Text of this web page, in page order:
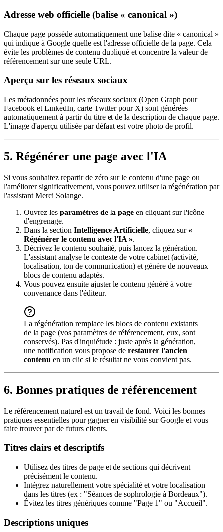
Adresse web officielle (balise « canonical »)
Chaque page possède automatiquement une balise dite « canonical »
qui indique à Google quelle est l'adresse officielle de la page. Cela
évite les problèmes de contenu dupliqué et concentre la valeur de
référencement sur une seule URL.
Aperçu sur les réseaux sociaux
Les métadonnées pour les réseaux sociaux (Open Graph pour
Facebook et LinkedIn, carte Twitter pour X) sont générées
automatiquement à partir du titre et de la description de chaque page.
L'image d'aperçu utilisée par défaut est votre photo de profil.
5. Régénérer une page avec l'IA
Si vous souhaitez repartir de zéro sur le contenu d'une page ou
l'améliorer significativement, vous pouvez utiliser la régénération par
l'assistant Merci Solange.
Ouvrez les paramètres de la page en cliquant sur l'icône
d'engrenage.
Dans la section Intelligence Artificielle, cliquez sur «
Régénérer le contenu avec l'IA ».
Décrivez le contenu souhaité, puis lancez la génération.
L'assistant analyse le contexte de votre cabinet (activité,
localisation, ton de communication) et génère de nouveaux
blocs de contenu adaptés.
Vous pouvez ensuite ajuster le contenu généré à votre
convenance dans l'éditeur.
La régénération remplace les blocs de contenu existants
de la page (vos paramètres de référencement, eux, sont
conservés). Pas d'inquiétude : juste après la génération,
une notification vous propose de restaurer l'ancien
contenu en un clic si le résultat ne vous convient pas.
6. Bonnes pratiques de référencement
Le référencement naturel est un travail de fond. Voici les bonnes
pratiques essentielles pour gagner en visibilité sur Google et vous
faire trouver par de futurs clients.
Titres clairs et descriptifs
Utilisez des titres de page et de sections qui décrivent
précisément le contenu.
Intégrez naturellement votre spécialité et votre localisation
dans les titres (ex : "Séances de sophrologie à Bordeaux").
Évitez les titres génériques comme "Page 1" ou "Accueil".
Descriptions uniques